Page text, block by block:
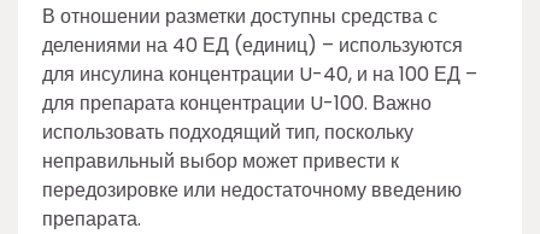
В отношении разметки доступны средства с
делениями на 40 ЕД (единиц) – используются
для инсулина концентрации U-40, и на 100 ЕД –
для препарата концентрации U-100. Важно
использовать подходящий тип, поскольку
неправильный выбор может привести к
передозировке или недостаточному введению
препарата.